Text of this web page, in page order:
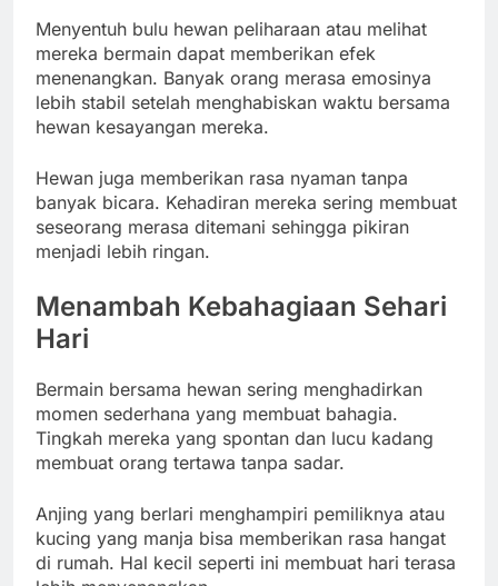
Menyentuh bulu hewan peliharaan atau melihat
mereka bermain dapat memberikan efek
menenangkan. Banyak orang merasa emosinya
lebih stabil setelah menghabiskan waktu bersama
hewan kesayangan mereka.
Hewan juga memberikan rasa nyaman tanpa
banyak bicara. Kehadiran mereka sering membuat
seseorang merasa ditemani sehingga pikiran
menjadi lebih ringan.
Menambah Kebahagiaan Sehari
Hari
Bermain bersama hewan sering menghadirkan
momen sederhana yang membuat bahagia.
Tingkah mereka yang spontan dan lucu kadang
membuat orang tertawa tanpa sadar.
Anjing yang berlari menghampiri pemiliknya atau
kucing yang manja bisa memberikan rasa hangat
di rumah. Hal kecil seperti ini membuat hari terasa